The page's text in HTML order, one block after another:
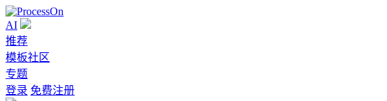
AI
推荐
模板社区
专题
登录 免费注册